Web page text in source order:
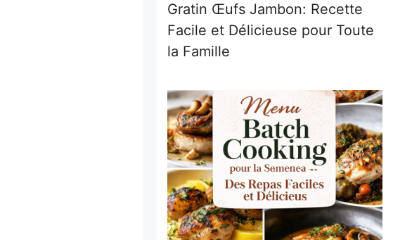
Gratin Œufs Jambon: Recette
Facile et Délicieuse pour Toute
la Famille